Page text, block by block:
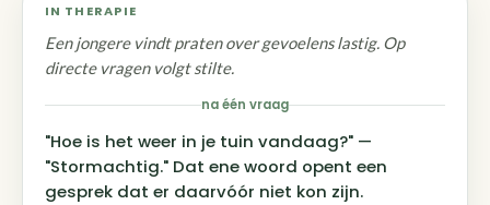
IN THERAPIE
Een jongere vindt praten over gevoelens lastig. Op
directe vragen volgt stilte.
na één vraag
"Hoe is het weer in je tuin vandaag?" —
"Stormachtig." Dat ene woord opent een
gesprek dat er daarvóór niet kon zijn.